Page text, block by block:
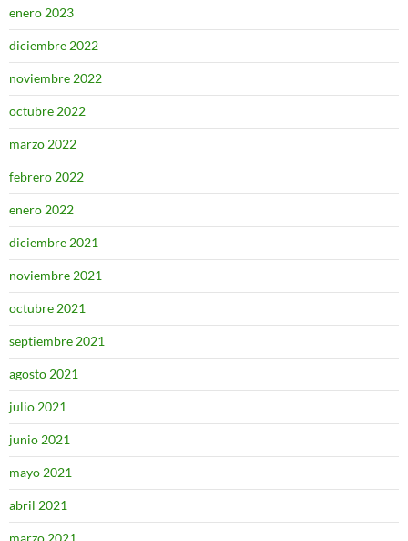
enero 2023
diciembre 2022
noviembre 2022
octubre 2022
marzo 2022
febrero 2022
enero 2022
diciembre 2021
noviembre 2021
octubre 2021
septiembre 2021
agosto 2021
julio 2021
junio 2021
mayo 2021
abril 2021
marzo 2021